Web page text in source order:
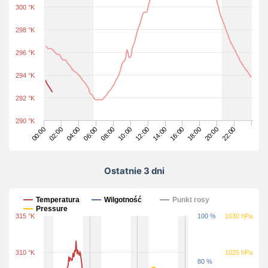
00:00 02:00 04:00 06:00 08:00 10:00 12:00 14:00 16:00 18:00 20:00 22:00
290 °K
292 °K
294 °K
296 °K
298 °K
300 °K
Ostatnie 3 dni
Ostatnie 3 dni
Temperatura Wilgotność
Punkt rosy
Pressure
310 °K
315 °K
80 %
100 %
1025 hPa
1030 hPa